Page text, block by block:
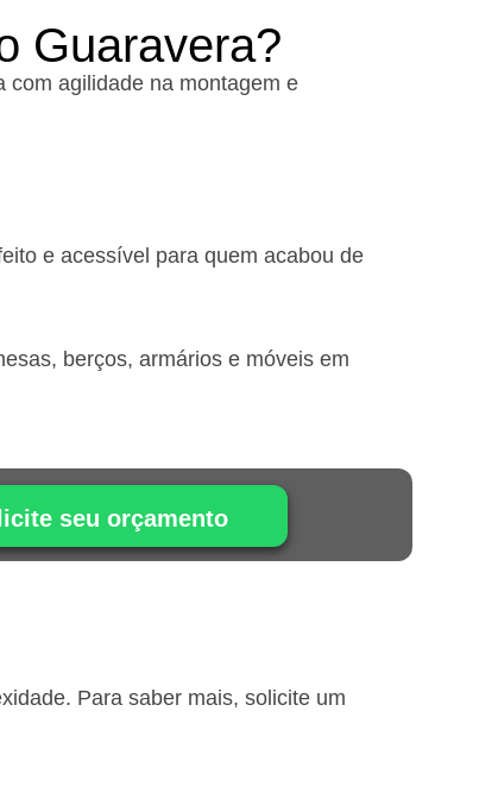
Guaravera?
com agilidade na montagem e
e acessível para quem acabou de
berços, armários e móveis em
seu orçamento
Para saber mais, solicite um